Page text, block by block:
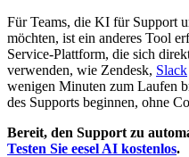
Für Teams, die KI für Support
möchten, ist ein anderes Tool
Service-Plattform, die sich
verwenden, wie Zendesk, Slack
wenigen Minuten zum Laufen
des Supports beginnen, ohne
Bereit, den Support zu
Testen Sie eesel AI kostenlos.